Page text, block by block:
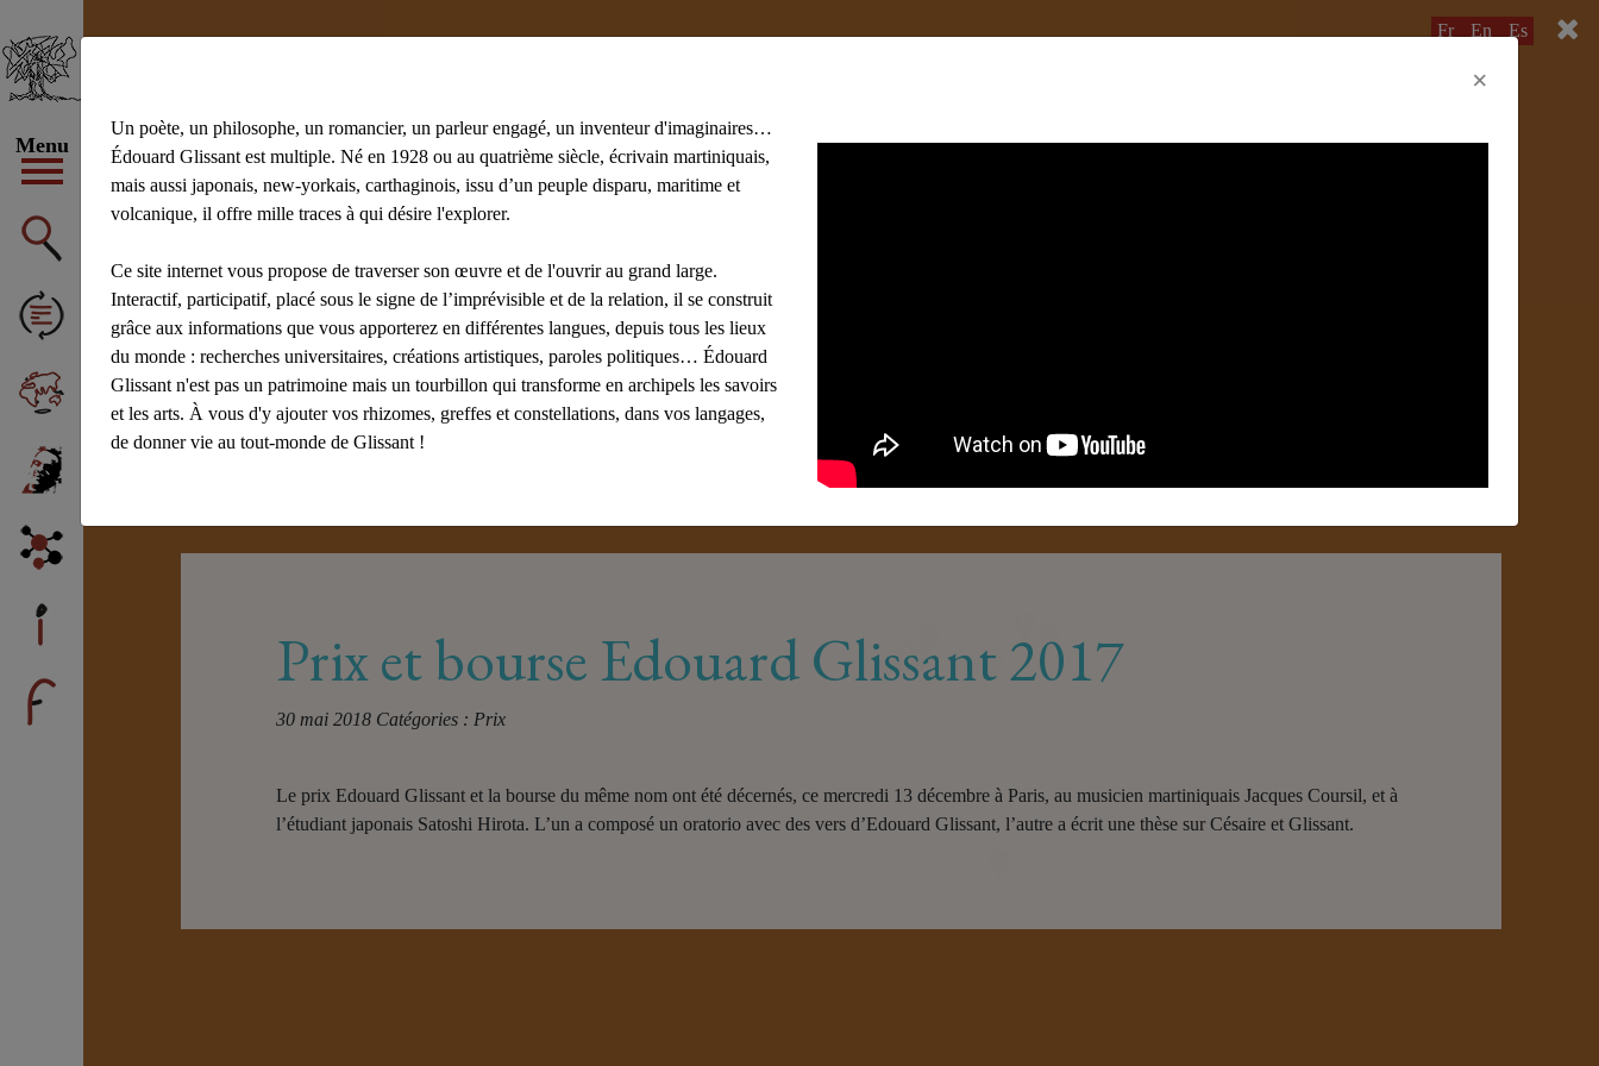
Menu
Fr En Es
Prix et bourse Edouard Glissant 2017
30 mai 2018 Catégories : Prix
Le prix Edouard Glissant et la bourse du même nom ont été décernés, ce mercredi 13 décembre à Paris, au musicien martiniquais Jacques Coursil, et à
l’étudiant japonais Satoshi Hirota. L’un a composé un oratorio avec des vers d’Edouard Glissant, l’autre a écrit une thèse sur Césaire et Glissant.
×
Un poète, un philosophe, un romancier, un parleur engagé, un inventeur d'imaginaires…
Édouard Glissant est multiple. Né en 1928 ou au quatrième siècle, écrivain martiniquais,
mais aussi japonais, new-yorkais, carthaginois, issu d’un peuple disparu, maritime et
volcanique, il offre mille traces à qui désire l'explorer.
Ce site internet vous propose de traverser son œuvre et de l'ouvrir au grand large.
Interactif, participatif, placé sous le signe de l’imprévisible et de la relation, il se construit
grâce aux informations que vous apporterez en différentes langues, depuis tous les lieux
du monde : recherches universitaires, créations artistiques, paroles politiques… Édouard
Glissant n'est pas un patrimoine mais un tourbillon qui transforme en archipels les savoirs
et les arts. À vous d'y ajouter vos rhizomes, greffes et constellations, dans vos langages,
de donner vie au tout-monde de Glissant !